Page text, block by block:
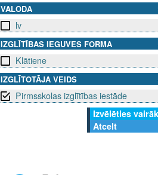
VALODA
lv
IZGLĪTĪBAS IEGUVES FORMA
Klātiene
IZGLĪTOTĀJA VEIDS
Pirmsskolas izglītības iestāde
Izvēlēties vairāk
Atcelt